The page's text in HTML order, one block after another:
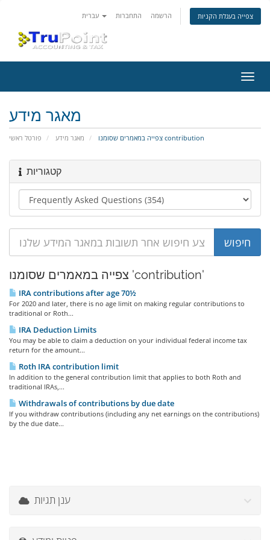
התחברות הרשמה צפייה בעגלת הקניות
ניווט
מאגר מידע
פורטל ראשי מאגר מידע צפייה במאמרים שסומנו contribution
קטגוריות
צפייה במאמרים שסומנו 'contribution'
IRA contributions after age 70½
For 2020 and later, there is no age limit on making regular contributions to
traditional or Roth...
IRA Deduction Limits
You may be able to claim a deduction on your individual federal income tax
return for the amount...
Roth IRA contribution limit
In addition to the general contribution limit that applies to both Roth and
traditional IRAs,...
Withdrawals of contributions by due date
If you withdraw contributions (including any net earnings on the contributions)
by the due date...
ענן תגיות